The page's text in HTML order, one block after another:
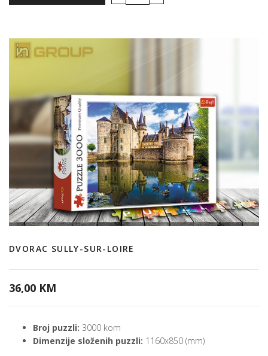
DVORAC SULLY-SUR-LOIRE
36,00 KM
Broj puzzli: 3000 kom
Dimenzije složenih puzzli: 1160x850 (mm)